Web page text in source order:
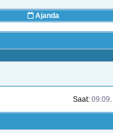
Ajanda
Saat: 09:09